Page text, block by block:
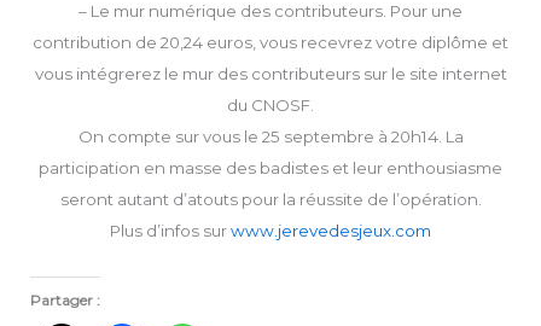
– Le mur numérique des contributeurs. Pour une
contribution de 20,24 euros, vous recevrez votre diplôme et
vous intégrerez le mur des contributeurs sur le site internet
du CNOSF.
On compte sur vous le 25 septembre à 20h14. La
participation en masse des badistes et leur enthousiasme
seront autant d’atouts pour la réussite de l’opération.
Plus d’infos surwww.jerevedesjeux.com
Partager :